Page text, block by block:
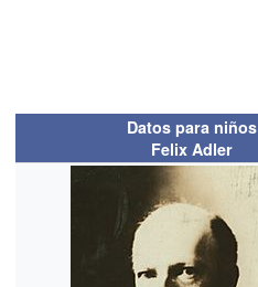
Datos para niños
Felix Adler